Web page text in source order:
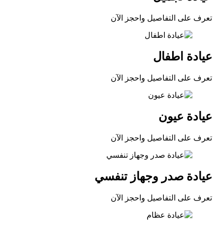
تعرف على التفاصيل واحجز الآن
عيادة اطفال
تعرف على التفاصيل واحجز الآن
عيادة عيون
تعرف على التفاصيل واحجز الآن
عيادة صدر وجهاز تنفسي
تعرف على التفاصيل واحجز الآن